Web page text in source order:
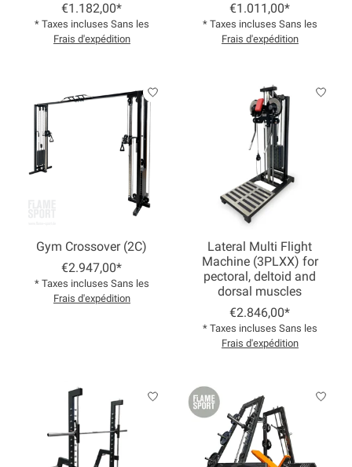
€1.182,00*
* Taxes incluses Sans les
Frais d'expédition
€1.011,00*
* Taxes incluses Sans les
Frais d'expédition
Gym Crossover (2C)
€2.947,00*
* Taxes incluses Sans les
Frais d'expédition
Lateral Multi Flight
Machine (3PLXX) for
pectoral, deltoid and
dorsal muscles
€2.846,00*
* Taxes incluses Sans les
Frais d'expédition